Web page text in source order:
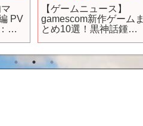
PV
【ゲームニュース】
gamescom新作ゲームま
とめ10選！黒神話鍾馗/
ボ/ゴーストオブヨウテ
イ/鬼武者/サイレントヒ